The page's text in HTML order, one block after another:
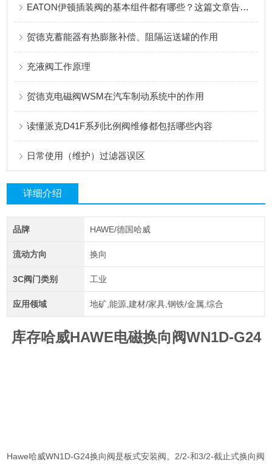
EATON伊顿插装阀的基本组件都有哪些？这篇文章告诉你
贺德克蓄能器有热膨胀补偿、阻隔运送罐的作用
充液阀工作原理
贺德克电磁阀WSM在汽车制动系统中的作用
读懂派克D41F系列比例阀维修都包括哪些内容
日常使用（维护）过滤器误区
详细介绍
品牌 HAWE/德国哈威
流动方向 换向
3C阀门类别 工业
应用领域 地矿,能源,建材/家具,钢铁/金属,综合
库存哈威HAWE电磁换向阀WN1D-G24
Hawe哈威WN1D-G24换向阀是板式安装阀。2/2-和3/2-截止式换向阀